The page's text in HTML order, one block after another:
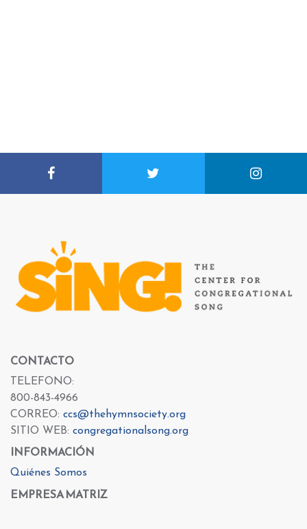
CONTACTO
TELEFONO:
800-843-4966
CORREO: ccs@thehymnsociety.org
SITIO WEB: congregationalsong.org
INFORMACIÓN
Quiénes Somos
EMPRESA MATRIZ